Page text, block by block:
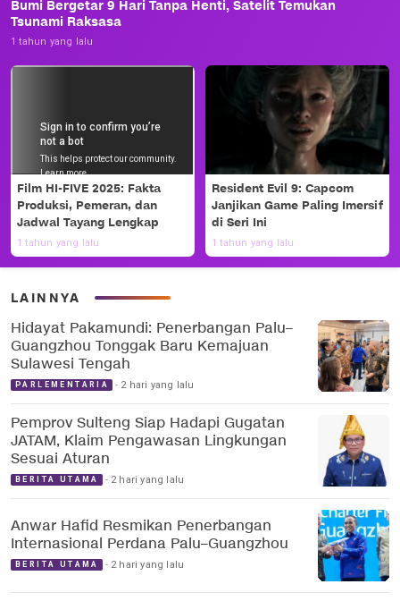
Bumi Bergetar 9 Hari Tanpa Henti, Satelit Temukan
Tsunami Raksasa
1 tahun yang lalu
Film HI-FIVE 2025: Fakta
Produksi, Pemeran, dan
Jadwal Tayang Lengkap
1 tahun yang lalu
Resident Evil 9: Capcom
Janjikan Game Paling Imersif
di Seri Ini
1 tahun yang lalu
LAINNYA
Hidayat Pakamundi: Penerbangan Palu–
Guangzhou Tonggak Baru Kemajuan
Sulawesi Tengah
PARLEMENTARIA 2 hari yang lalu
Pemprov Sulteng Siap Hadapi Gugatan
JATAM, Klaim Pengawasan Lingkungan
Sesuai Aturan
BERITA UTAMA 2 hari yang lalu
Anwar Hafid Resmikan Penerbangan
Internasional Perdana Palu–Guangzhou
BERITA UTAMA 2 hari yang lalu